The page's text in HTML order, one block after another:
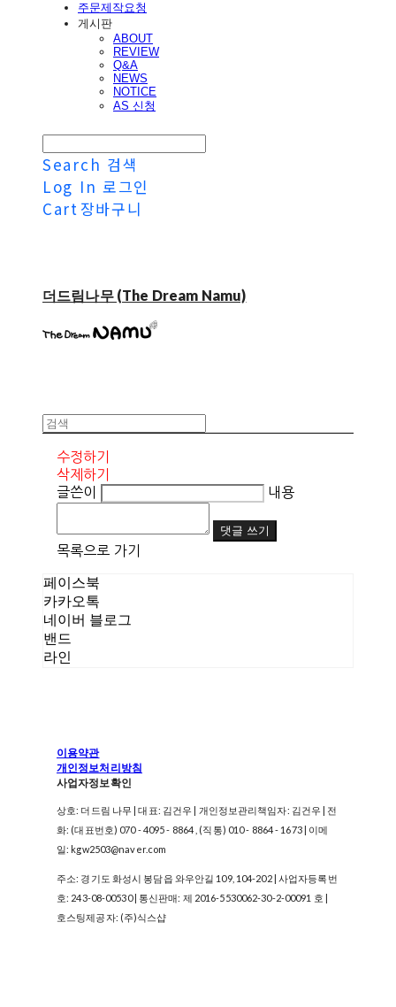
주문제작요청
게시판
ABOUT
REVIEW
Q&A
NEWS
NOTICE
AS 신청
Search 검색
Log In 로그인
Cart 장바구니
더드림나무 (The Dream Namu)
수정하기
삭제하기
글쓴이
내용
댓글 쓰기
목록으로 가기
페이스북
카카오톡
네이버 블로그
밴드
라인
이용약관
개인정보처리방침
사업자정보확인
상호: 더드림 나무 | 대표: 김건우 | 개인정보관리책임자: 김건우 | 전
화: (대표번호) 070 - 4095 - 8864 , (직통) 010 - 8864 - 1673 | 이메
일: kgw2503@naver.com
주소: 경기도 화성시 봉담읍 와우안길 109, 104-202 | 사업자등록번
호: 243-08-00530| 통신판매: 제 2016-5530062-30-2-00091 호 |
호스팅제공자: (주)식스샵